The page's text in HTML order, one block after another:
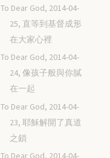
To Dear God, 2014-04-
25, 直等到基督成形
在大家心裡
To Dear God, 2014-04-
24, 像孩子般與你膩
在一起
To Dear God, 2014-04-
23, 耶穌解開了真道
之鎖
To Dear God, 2014-04-